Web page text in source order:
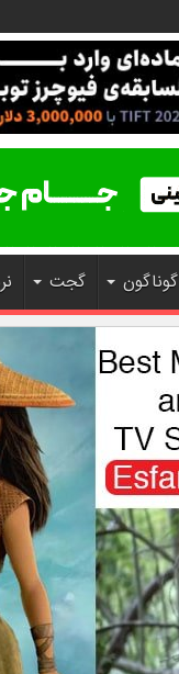
گوناگون گجت